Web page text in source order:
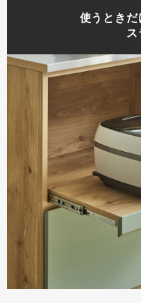
使うとき
ス